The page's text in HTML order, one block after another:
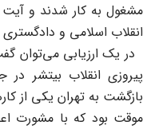
مشغول به کار شدند و آیت
انقلاب اسلامی و
در یک ارزیابی می‌توان
پیروزی انقلاب بیتشر
بازگشت به تهران یکی از
موقت بود که با مشورت